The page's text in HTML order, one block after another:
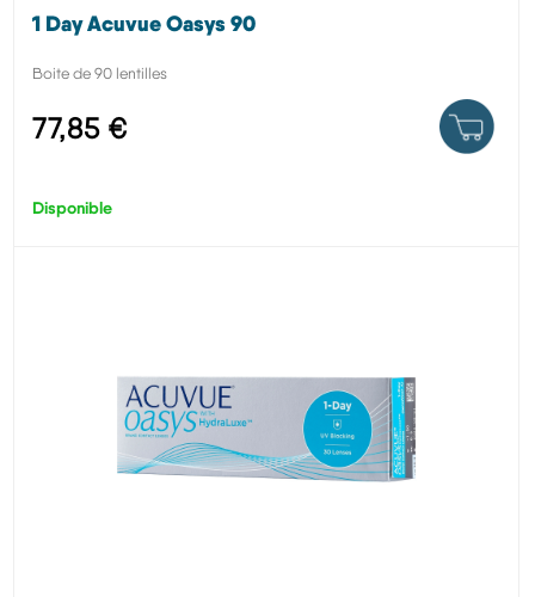
1 Day Acuvue Oasys 90
Boite de 90 lentilles
77,85 €
Disponible